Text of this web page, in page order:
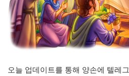
오늘 업데이트를 통해 양손에 텔레